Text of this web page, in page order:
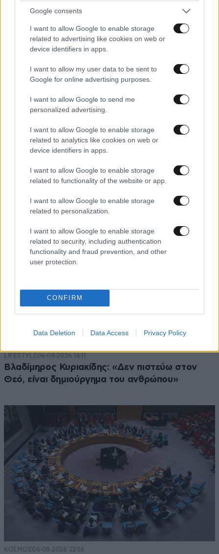
Google consents
I want to allow Google to enable storage
related to advertising like cookies on web or
device identifiers in apps.
I want to allow my user data to be sent to
Google for online advertising purposes.
I want to allow Google to send me
personalized advertising.
I want to allow Google to enable storage
related to analytics like cookies on web or
device identifiers in apps.
I want to allow Google to enable storage
related to functionality of the website or app.
I want to allow Google to enable storage
related to personalization.
I want to allow Google to enable storage
related to security, including authentication
functionality and fraud prevention, and other
user protection.
CONFIRM
Data Deletion Data Access Privacy Policy
LIFESTYLE06·08·2026 16:11
Βλαδίμηρος Κυριακίδης: «Δεν πιστεύω στον
Θεό, είναι δημιούργημα του ανθρώπου»
ΚΟΣΜΟΣ06·08·2026 22:16